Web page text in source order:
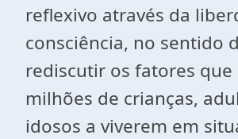
reflexivo através da
consciência, no sentido
rediscutir os fatores que
milhões de crianças,
idosos a viverem em